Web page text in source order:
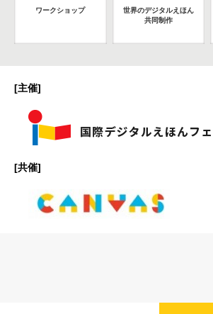
ワークショップ
世界のデジタルえほん
共同制作
[主催]
[共催]